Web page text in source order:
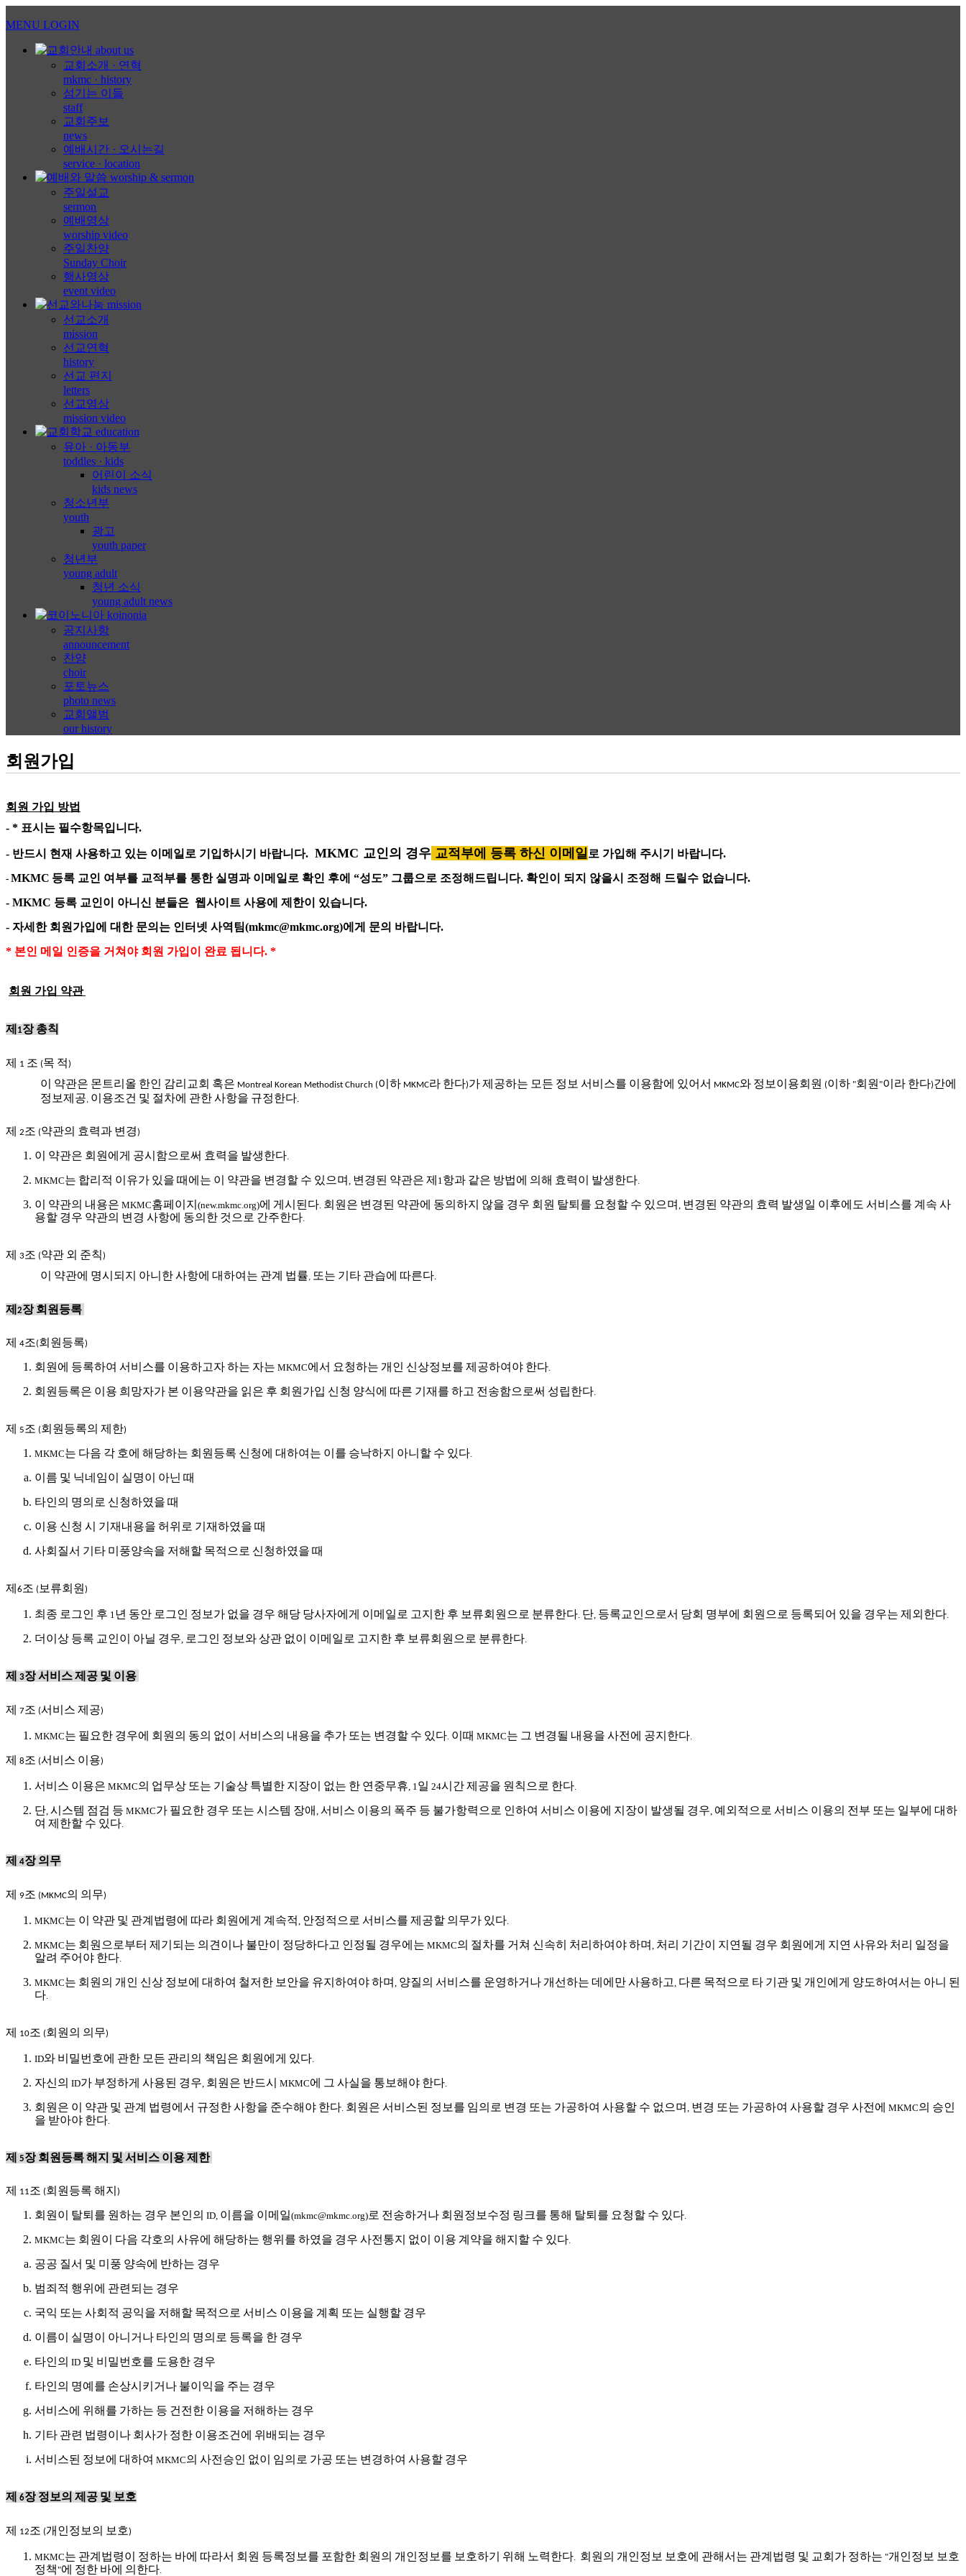
MENU LOGIN
교회소개 · 연혁
mkmc · history
섬기는 이들
staff
교회주보
news
예배시간 · 오시는길
service · location
주일설교
sermon
예배영상
worship video
주일찬양
Sunday Choir
행사영상
event video
선교소개
mission
선교연혁
history
선교 편지
letters
선교영상
mission video
유아 · 아동부
toddles · kids
어린이 소식
kids news
청소년부
youth
광고
youth paper
청년부
young adult
청년 소식
young adult news
공지사항
announcement
찬양
choir
포토뉴스
photo news
교회앨범
our history
회원가입
회원 가입 방법
- * 표시는 필수항목입니다.
- 반드시 현재 사용하고 있는 이메일로 기입하시기 바랍니다. MKMC 교인의 경우 교적부에 등록 하신 이메일로 가입해 주시기 바랍니다.
- MKMC 등록 교인 여부를 교적부를 통한 실명과 이메일로 확인 후에 “성도” 그룹으로 조정해드립니다. 확인이 되지 않을시 조정해 드릴수 없습니다.
- MKMC 등록 교인이 아니신 분들은 웹사이트 사용에 제한이 있습니다.
- 자세한 회원가입에 대한 문의는 인터넷 사역팀(mkmc@mkmc.org)에게 문의 바랍니다.
* 본인 메일 인증을 거쳐야 회원 가입이 완료 됩니다. *
회원 가입 약관
제 1장 총칙
제 1 조 (목 적 )
이 약관은 몬트리올 한인 감리교회 혹은 Montreal Korean Methodist Church (이하 MKMC라 한다)가제공하는 모든 정보 서비스를 이용함에 있어서 MKMC와 정보이용회원 (이하 "회원 "이라 한다)간에
정보제공, 이용조건 및 절차에 관한사항을 규정한다.
제 2조 (약관의 효력과 변경 )
이 약관은 회원에게 공시함으로써 효력을 발생한다.
MKMC는 합리적 이유가 있을 때에는 이 약관을 변경할 수 있으며 , 변경된 약관은 제 1항과 같은 방법에 의해 효력이 발생한다.
이 약관의 내용은 MKMC홈페이지 (new.mkmc.org)에 게시된다. 회원은 변경된 약관에 동의하지 않을 경우 회원 탈퇴를 요청할 수 있으며 , 변경된 약관의 효력 발생일 이후에도 서비스를 계속 사
용할 경우 약관의 변경 사항에 동의한 것으로 간주한다.
제 3조 (약관 외 준칙 )
이 약관에 명시되지 아니한사항에 대하여는 관계 법률, 또는 기타 관습에 따른다.
제 2장 회원등록
제 4조(회원등록)
회원에 등록하여 서비스를 이용하고자하는 자는 MKMC에서 요청하는 개인 신상정보를 제공하여야 한다.
회원등록은 이용 희망자가 본 이용약관을 읽은 후 회원가입 신청 양식에 따른 기재를 하고 전송함으로써 성립한다.
제 5조 (회원등록의 제한)
MKMC는 다음 각 호에 해당하는 회원등록 신청에 대하여는 이를 승낙하지 아니할 수 있다.
이름 및 닉네임이 실명이 아닌 때
타인의 명의로 신청하였을 때
이용 신청 시 기재내용을 허위로 기재하였을 때
사회질서 기타 미풍양속을 저해할 목적으로 신청하였을 때
제 6조 (보류회원 )
최종 로그인 후 1 년 동안 로그인 정보가 없을 경우 해당 당사자에게 이메일로 고지한 후 보류회원으로 분류한다. 단, 등록교인으로서 당회 명부에 회원으로 등록되어 있을 경우는 제외한다.
더이상 등록 교인이 아닐 경우, 로그인 정보와상관 없이 이메일로 고지한 후 보류회원으로 분류한다.
제 3장서비스제공 및 이용
제 7조 (서비스 제공)
MKMC는 필요한 경우에 회원의 동의 없이 서비스의 내용을 추가 또는 변경할 수 있다. 이때 MKMC는 그 변경될 내용을 사전에 공지한다.
제 8조 (서비스 이용)
서비스 이용은 MKMC의 업무상 또는 기술상 특별한 지장이 없는 한 연중무휴, 1일 24시간제공을 원칙으로 한다.
단, 시스템 점검 등 MKMC가 필요한 경우 또는 시스템 장애 , 서비스 이용의 폭주 등 불가항력으로 인하여 서비스 이용에 지장이 발생될 경우, 예외적으로 서비스 이용의 전부 또는 일부에 대하
여 제한할 수 있다.
제 4장 의무
제 9조 (MKMC의 의무)
MKMC는 이 약관 및 관계법령에 따라 회원에게 계속적 안정적으로 서비스를 제공할 의무가 있다
MKMC는 회원으로부터 제기되는 의견이나 불만이 정당하다고 인정될 경우에는 MKMC의 절차를 거쳐 신속히 처리하여야하며 처리 기간이 지연될 경우 회원에게 지연 사유와 처리 일정을
알려 주어야 한다
MKMC는 회원의 개인 신상 정보에 대하여 철저한 보안을 유지하여야하며 양질의 서비스를 운영하거나개선하는 데에만사용하고 다른 목적으로 타 기관 및 개인에게 양도하여서는 아니 된
다
제 10조 (회원의 의무)
ID와 비밀번호에 관한 모든 관리의 책임은 회원에게 있다
자신의 ID가 부정하게 사용된 경우 회원은 반드시 MKMC에 그 사실을 통보해야 한다
회원은 이 약관 및 관계 법령에서 규정한사항을 준수해야 한다 회원은 서비스된 정보를 임의로 변경 또는 가공하여 사용할 수 없으며 변경 또는 가공하여 사용할 경우 사전에 MKMC의 승인
을 받아야 한다
제 5장 회원등록해지 및 서비스 이용제한
제 11조 (회원등록 해지 )
회원이 탈퇴를 원하는 경우 본인의 ID, 이름을 이메일(mkmc@mkmc.org)로 전송하거나 회원정보수정 링크를 통해 탈퇴를 요청할 수 있다.
MKMC는 회원이 다음 각호의 사유에 해당하는 행위를 하였을 경우 사전통지 없이 이용 계약을 해지할 수 있다.
공공 질서 및 미풍 양속에 반하는 경우
범죄적 행위에 관련되는 경우
국익 또는 사회적 공익을 저해할 목적으로 서비스 이용을 계획 또는 실행할 경우
이름이
실명이 아니거나 타인의 명의로 등록을 한 경우
타인의 ID 및 비밀번호를 도용한 경우
타인의 명예를 손상시키거나 불이익을 주는 경우
서비스에 위해를 가하는 등 건전한 이용을 저해하는 경우
기타 관련 법령이나 회사가 정한 이용조건에 위배되는 경우
서비스된 정보에 대하여 MKMC의 사전승인 없이 임의로 가공 또는 변경하여 사용할 경우
제 6장 정보의 제공 및 보호
제 12조 (개인정보의 보호)
MKMC는 관계법령이 정하는 바에 따라서 회원 등록정보를 포함한 회원의 개인정보를 보호하기 위해 노력한다. 회원의 개인정보 보호에 관해서는 관계법령 및 교회가 정하는 "개인정보 보호
정책"에 정한 바에 의한다.